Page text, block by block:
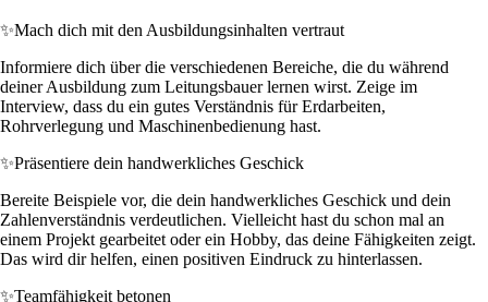
✨Mach dich mit den Ausbildungsinhalten vertraut
Informiere dich über die verschiedenen Bereiche, die du während
deiner Ausbildung zum Leitungsbauer lernen wirst. Zeige im
Interview, dass du ein gutes Verständnis für Erdarbeiten,
Rohrverlegung und Maschinenbedienung hast.
✨Präsentiere dein handwerkliches Geschick
Bereite Beispiele vor, die dein handwerkliches Geschick und dein
Zahlenverständnis verdeutlichen. Vielleicht hast du schon mal an
einem Projekt gearbeitet oder ein Hobby, das deine Fähigkeiten zeigt.
Das wird dir helfen, einen positiven Eindruck zu hinterlassen.
✨Teamfähigkeit betonen